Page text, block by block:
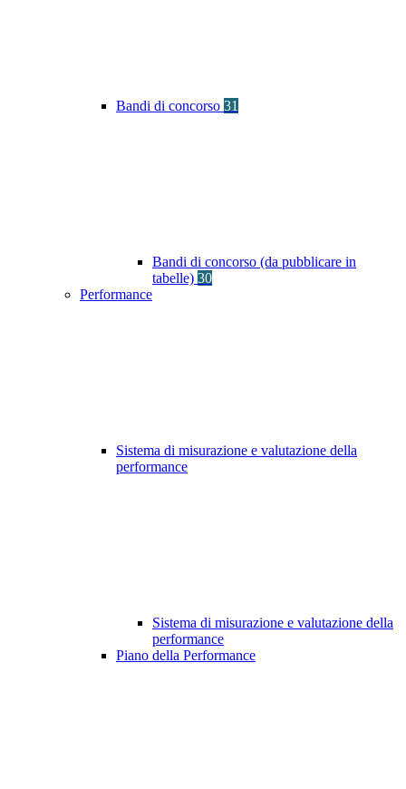
Bandi di concorso 31
Bandi di concorso (da pubblicare in
tabelle) 30
Performance
Sistema di misurazione e valutazione della
performance
Sistema di misurazione e valutazione della
performance
Piano della Performance